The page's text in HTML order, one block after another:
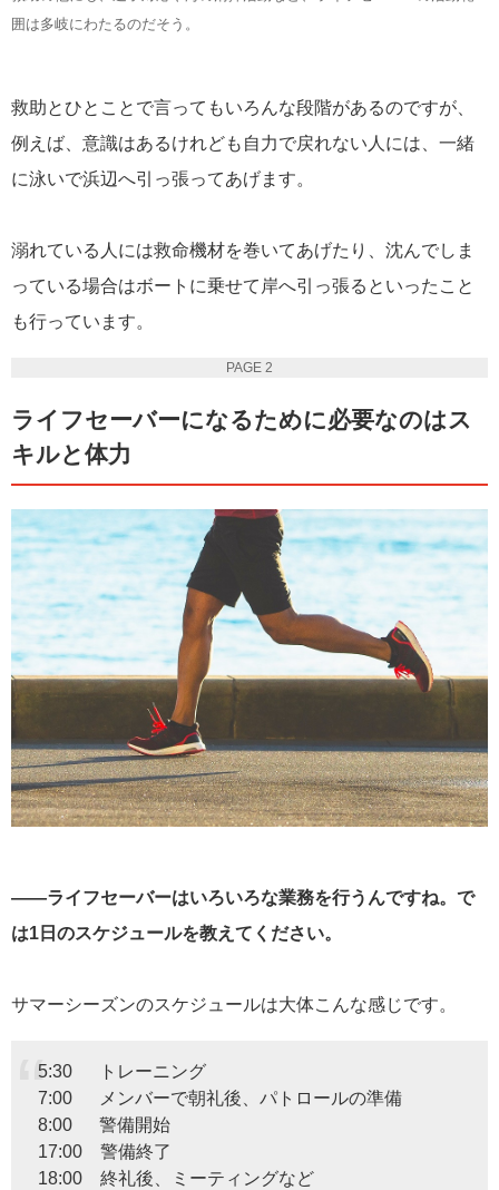
囲は多岐にわたるのだそう。
救助とひとことで言ってもいろんな段階があるのですが、
例えば、意識はあるけれども自力で戻れない人には、一緒
に泳いで浜辺へ引っ張ってあげます。
溺れている人には救命機材を巻いてあげたり、沈んでしま
っている場合はボートに乗せて岸へ引っ張るといったこと
も行っています。
PAGE 2
ライフセーバーになるために必要なのはス
キルと体力
――ライフセーバーはいろいろな業務を行うんですね。で
は1日のスケジュールを教えてください。
サマーシーズンのスケジュールは大体こんな感じです。
5:30 トレーニング
7:00 メンバーで朝礼後、パトロールの準備
8:00 警備開始
17:00 警備終了
18:00 終礼後、ミーティングなど